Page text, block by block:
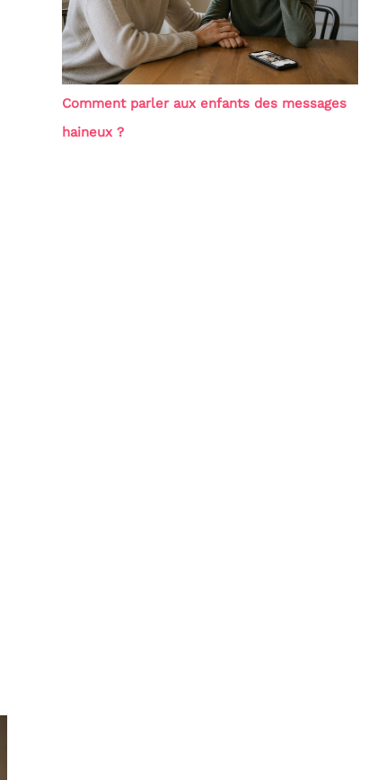
Comment parler aux enfants des messages
haineux ?